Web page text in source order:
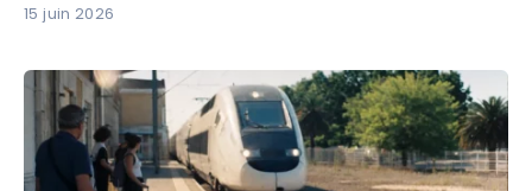
15 juin 2026